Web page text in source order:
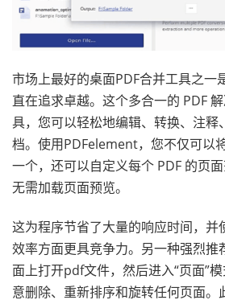
市场上最好的桌面PDF合并工具之一
直在追求卓越。这个多合一的 PDF
具，您可以轻松地编辑、转换、注释
档。使用PDFelement，您不仅可以
一个，还可以自定义每个 PDF 的页
无需加载页面预览。
这为程序节省了大量的响应时间，
效率方面更具竞争力。另一种强烈推
面上打开pdf文件，然后进入“页面”
意删除、重新排序和旋转任何页面。